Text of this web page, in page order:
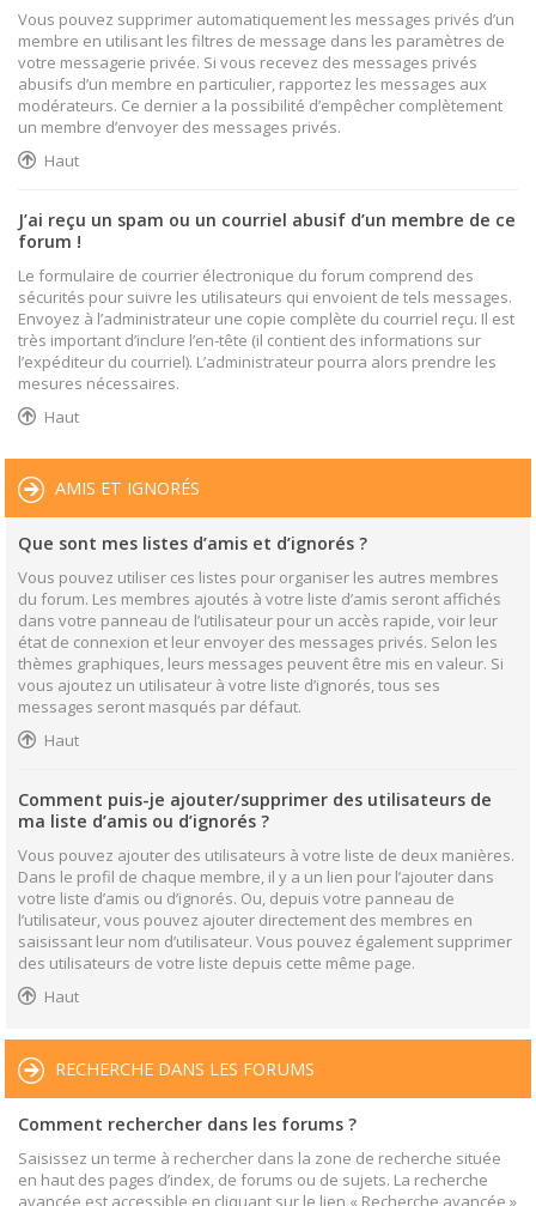
Vous pouvez supprimer automatiquement les messages privés d’un
membre en utilisant les filtres de message dans les paramètres de
votre messagerie privée. Si vous recevez des messages privés
abusifs d’un membre en particulier, rapportez les messages aux
modérateurs. Ce dernier a la possibilité d’empêcher complètement
un membre d’envoyer des messages privés.
Haut
J’ai reçu un spam ou un courriel abusif d’un membre de ce
forum !
Le formulaire de courrier électronique du forum comprend des
sécurités pour suivre les utilisateurs qui envoient de tels messages.
Envoyez à l’administrateur une copie complète du courriel reçu. Il est
très important d’inclure l’en-tête (il contient des informations sur
l’expéditeur du courriel). L’administrateur pourra alors prendre les
mesures nécessaires.
Haut
AMIS ET IGNORÉS
Que sont mes listes d’amis et d’ignorés ?
Vous pouvez utiliser ces listes pour organiser les autres membres
du forum. Les membres ajoutés à votre liste d’amis seront affichés
dans votre panneau de l’utilisateur pour un accès rapide, voir leur
état de connexion et leur envoyer des messages privés. Selon les
thèmes graphiques, leurs messages peuvent être mis en valeur. Si
vous ajoutez un utilisateur à votre liste d’ignorés, tous ses
messages seront masqués par défaut.
Haut
Comment puis-je ajouter/supprimer des utilisateurs de
ma liste d’amis ou d’ignorés ?
Vous pouvez ajouter des utilisateurs à votre liste de deux manières.
Dans le profil de chaque membre, il y a un lien pour l’ajouter dans
votre liste d’amis ou d’ignorés. Ou, depuis votre panneau de
l’utilisateur, vous pouvez ajouter directement des membres en
saisissant leur nom d’utilisateur. Vous pouvez également supprimer
des utilisateurs de votre liste depuis cette même page.
Haut
RECHERCHE DANS LES FORUMS
Comment rechercher dans les forums ?
Saisissez un terme à rechercher dans la zone de recherche située
en haut des pages d’index, de forums ou de sujets. La recherche
avancée est accessible en cliquant sur le lien « Recherche avancée »